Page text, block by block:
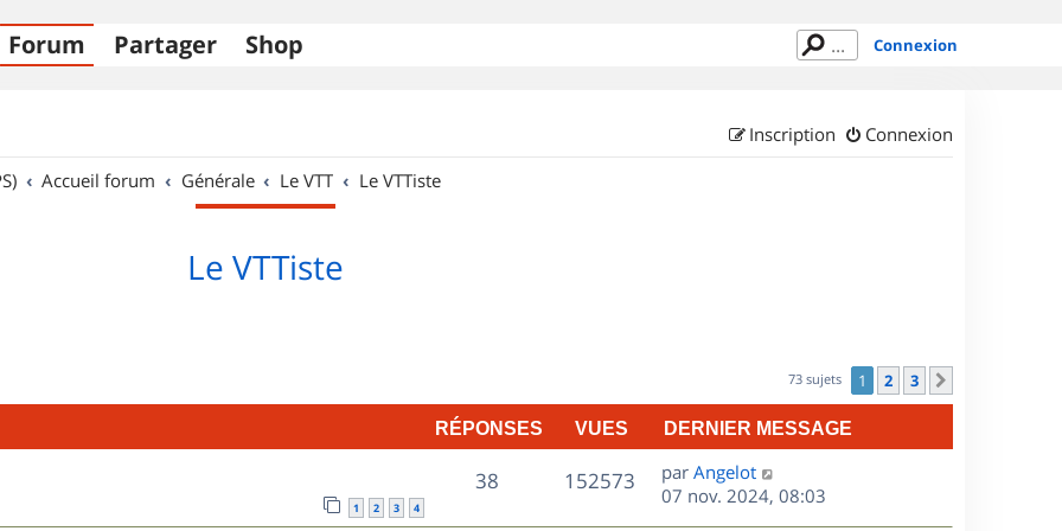
Forum Partager Shop Connexion
Connexion
Inscription
Accueil forum Générale Le VTT Le VTTiste
Le VTTiste
73 sujets 1 2 3
RÉPONSES VUES DERNIER MESSAGE
1 2 3 4
38R
é
152573V
u
D
e
par Angelot
07 nov. 2024, 08:03